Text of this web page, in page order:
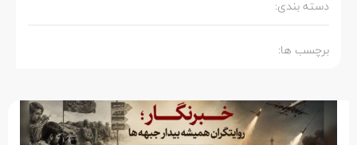
دسته بندی:
برچسب ها: